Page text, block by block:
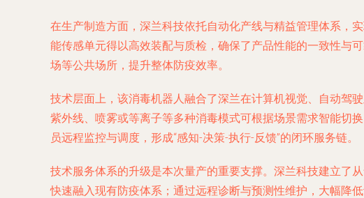
在生产制造方面，深兰科技依托自动化产线与精益管理体系，
能传感单元得以高效装配与质检，确保了产品性能的一致性与
场等公共场所，提升整体防疫效率。
技术层面上，该消毒机器人融合了深兰在计算机视觉、自动驾
紫外线、喷雾或等离子等多种消毒模式可根据场景需求智能切
员远程监控与调度，形成“感知-决策-执行-反馈”的闭环服务链。
技术服务体系的升级是本次量产的重要支撑。深兰科技建立了
快速融入现有防疫体系；通过远程诊断与预测性维护，大幅降